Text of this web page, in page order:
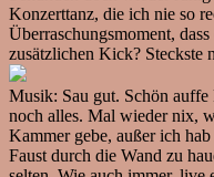
Konzerttanz, die ich nie so
Überraschungsmoment,
zusätzlichen Kick? Steckste
Musik: Sau gut. Schön auffe
noch alles. Mal wieder nix,
Kammer gebe, außer ich
Faust durch die Wand zu